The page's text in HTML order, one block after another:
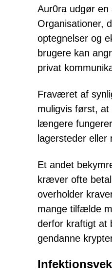
Aur0ra udgør en
Organisationer,
optegnelser og
brugere kan
privat
Fraværet af
muligvis først,
længere
lagersteder
Et andet
kræver ofte
overholder
mange tilfælde
derfor kraftigt at
gendanne